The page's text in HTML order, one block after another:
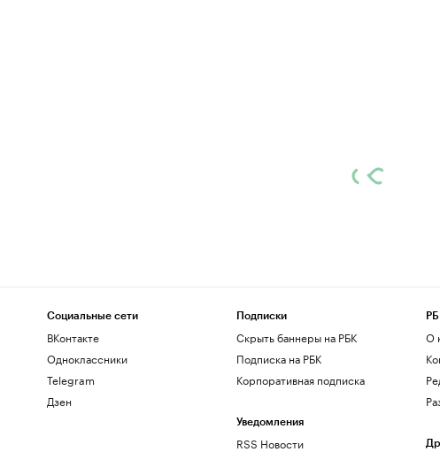
Социальные сети
ВКонтакте
Одноклассники
Telegram
Дзен
Подписки
Скрыть баннеры на РБК
Подписка на РБК
Корпоративная подписка
Уведомления
RSS Новости
О